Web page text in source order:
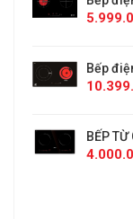
Bếp
BẾP